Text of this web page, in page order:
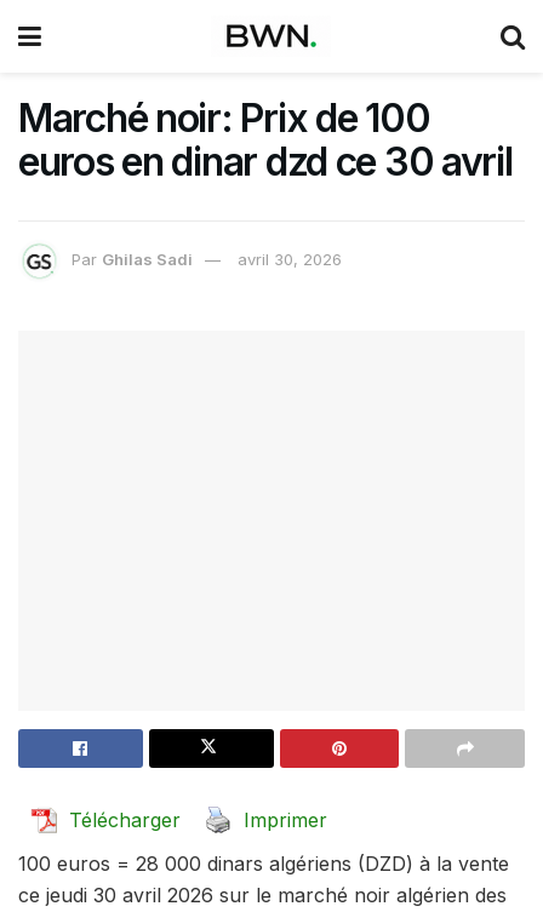
Marché noir: Prix de 100
euros en dinar dzd ce 30 avril
Par Ghilas Sadi avril 30, 2026
Télécharger
Imprimer
100 euros = 28 000 dinars algériens (DZD) à la vente
ce jeudi 30 avril 2026 sur le marché noir algérien des